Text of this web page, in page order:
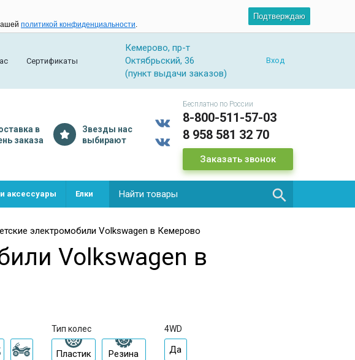
политикой конфиденциальности.
Подтверждаю
Сертификаты
Кемерово, пр-т
Октябрьский, 36
(пункт выдачи заказов)
Вход
в
заказа
Звезды нас
выбирают
Бесплатно по России
8-800-511-57-03
8 958 581 32 70
Заказать звонок
аксессуары Елки 
электромобили Volkswagen в Кемерово
Volkswagen в
Тип колес
Пластик Резина
4WD
Да